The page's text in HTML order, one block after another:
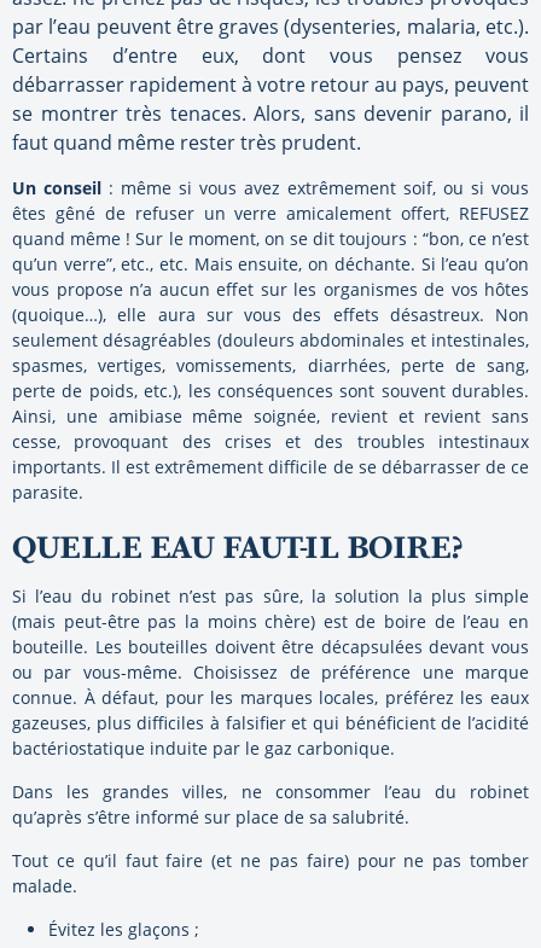
par l’eau peuvent être graves (dysenteries, malaria, etc.).
Certains d’entre eux, dont vous pensez vous
débarrasser rapidement à votre retour au pays, peuvent
se montrer très tenaces. Alors, sans devenir parano, il
faut quand même rester très prudent.
Un conseil : même si vous avez extrêmement soif, ou si vous
êtes gêné de refuser un verre amicalement offert, REFUSEZ
quand même ! Sur le moment, on se dit toujours : “bon, ce n’est
qu’un verre”, etc., etc. Mais ensuite, on déchante. Si l’eau qu’on
vous propose n’a aucun effet sur les organismes de vos hôtes
(quoique…), elle aura sur vous des effets désastreux. Non
seulement désagréables (douleurs abdominales et intestinales,
spasmes, vertiges, vomissements, diarrhées, perte de sang,
perte de poids, etc.), les conséquences sont souvent durables.
Ainsi, une amibiase même soignée, revient et revient sans
cesse, provoquant des crises et des troubles intestinaux
importants. Il est extrêmement difficile de se débarrasser de ce
parasite.
QUELLE EAU FAUT-IL BOIRE?
Si l’eau du robinet n’est pas sûre, la solution la plus simple
(mais peut-être pas la moins chère) est de boire de l’eau en
bouteille. Les bouteilles doivent être décapsulées devant vous
ou par vous-même. Choisissez de préférence une marque
connue. À défaut, pour les marques locales, préférez les eaux
gazeuses, plus difficiles à falsifier et qui bénéficient de l’acidité
bactériostatique induite par le gaz carbonique.
Dans les grandes villes, ne consommer l’eau du robinet
qu’après s’être informé sur place de sa salubrité.
Tout ce qu’il faut faire (et ne pas faire) pour ne pas tomber
malade.
Évitez les glaçons ;